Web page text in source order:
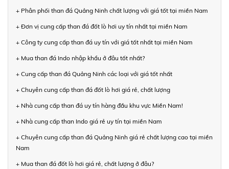
+ Phân phối than đá Quảng Ninh chất lượng với giá tốt tại miền Nam
+ Đơn vị cung cấp than đá đốt lò hơi uy tín nhất tại miền Nam
+ Công ty cung cấp than đá uy tín với giá tốt nhất tại miền Nam
+ Mua than đá Indo nhập khẩu ở đâu tốt nhất?
+ Cung cấp than đá Quảng Ninh các loại với giá tốt nhất
+ Chuyên cung cấp than đá đốt lò hơi giá rẻ, chất lượng
+ Nhà cung cấp than đá uy tín hàng đầu khu vực Miền Nam!
+ Nhà cung cấp than Indo giá rẻ uy tín tại miền Nam
+ Chuyên cung cấp than đá Quảng Ninh giá rẻ chất lượng cao tại miền
Nam
+ Mua than đá đốt lò hơi giá rẻ, chất lượng ở đâu?